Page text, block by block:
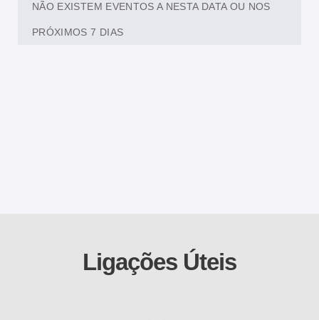
NÃO EXISTEM EVENTOS A NESTA DATA OU NOS
PRÓXIMOS 7 DIAS
Ligações Úteis